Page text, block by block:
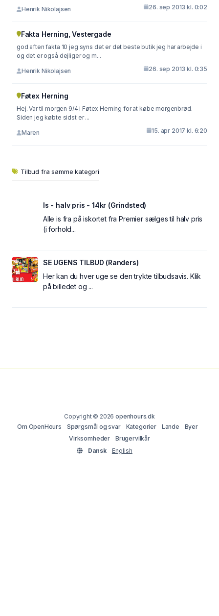
Henrik Nikolajsen 26. sep 2013 kl. 0:02
Fakta Herning, Vestergade
god aften fakta 10 jeg syns det er det beste butik jeg har arbejde i
og det er også dejliger og m...
Henrik Nikolajsen 26. sep 2013 kl. 0:35
Føtex Herning
Hej. Var til morgen 9/4 i Føtex Herning for at købe morgenbrød.
Siden jeg købte sidst er ...
Maren 15. apr 2017 kl. 6:20
Tilbud fra samme kategori
Is - halv pris - 14kr (Grindsted)
Alle is fra på iskortet fra Premier sælges til halv pris
(i forhold...
SE UGENS TILBUD (Randers)
Her kan du hver uge se den trykte tilbudsavis. Klik
på billedet og ...
Copyright © 2026openhours.dk
Om OpenHours
Spørgsmål og svar Kategorier Lande
Byer
Virksomheder
Brugervilkår
Dansk
English